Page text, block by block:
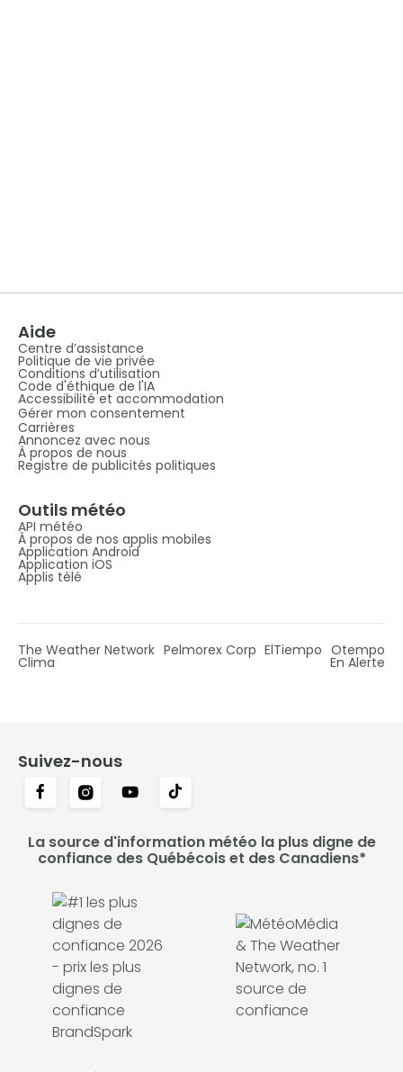
Aide
Centre d’assistance
Politique de vie privée
Conditions d’utilisation
Code d'éthique de l'IA
Accessibilité et accommodation
Gérer mon consentement
Carrières
Annoncez avec nous
À propos de nous
Registre de publicités politiques
Outils météo
API météo
À propos de nos applis mobiles
Application Android
Application iOS
Applis télé
The Weather Network Pelmorex Corp ElTiempo Otempo
Clima En Alerte
Suivez-nous
La source d'information météo la plus digne de
confiance des Québécois et des Canadiens*